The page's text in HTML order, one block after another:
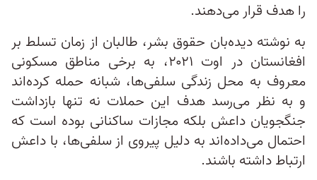
را هدف قرار می‌‎دهند.
به نوشته دیده‌بان حقوق بشر، طالبان از زمان تسلط بر
افغانستان در اوت ۲۰۲۱، به برخی مناطق مسکونی
معروف به محل زندگی سلفی‎‌‌ها، شبانه حمله کرده‌اند
و به نظر می‎‌‌رسد هدف این حملات نه تنها بازداشت
جنگجویان داعش بلکه مجازات ساکنانی بوده است که
احتمال می‌داده‌اند به دلیل پیروی از سلفی‎‌ها، با داعش
ارتباط داشته باشند.